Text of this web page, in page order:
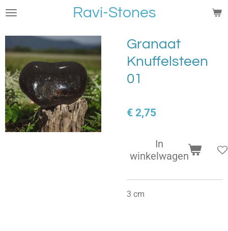
Ga
naar
de
hoofdinhoud
Ravi-Stones
Granaat
Knuffelsteen
01
€ 2,75
In
winkelwagen
3 cm